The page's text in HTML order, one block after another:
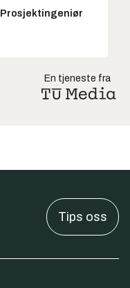
Prosjektingeniør
En tjeneste fra
Tips oss